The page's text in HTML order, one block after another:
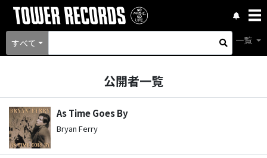
すべて 一覧
公開者一覧
As Time Goes By
Bryan Ferry